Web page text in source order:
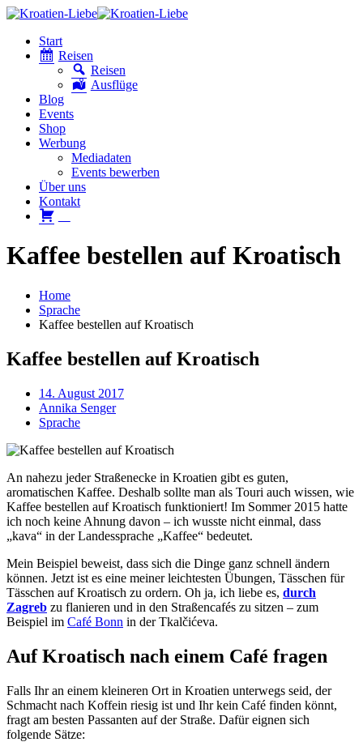
Start
Reisen
Reisen
Ausflüge
Blog
Events
Shop
Werbung
Mediadaten
Events bewerben
Über uns
Kontakt
Kaffee bestellen auf Kroatisch
Home
Sprache
Kaffee bestellen auf Kroatisch
Kaffee bestellen auf Kroatisch
14. August 2017
Annika Senger
Sprache
An nahezu jeder Straßenecke in Kroatien gibt es guten,
aromatischen Kaffee. Deshalb sollte man als Touri auch wissen, wie
Kaffee bestellen auf Kroatisch funktioniert! Im Sommer 2015 hatte
ich noch keine Ahnung davon – ich wusste nicht einmal, dass
„kava“ in der Landessprache „Kaffee“ bedeutet.
Mein Beispiel beweist, dass sich die Dinge ganz schnell ändern
können. Jetzt ist es eine meiner leichtesten Übungen, Tässchen für
Tässchen auf Kroatisch zu ordern. Oh ja, ich liebe es, durch
Zagreb zu flanieren und in den Straßencafés zu sitzen – zum
Beispiel im Café Bonn in der Tkalčićeva.
Auf Kroatisch nach einem Café fragen
Falls Ihr an einem kleineren Ort in Kroatien unterwegs seid, der
Schmacht nach Koffein riesig ist und Ihr kein Café finden könnt,
fragt am besten Passanten auf der Straße. Dafür eignen sich
folgende Sätze: